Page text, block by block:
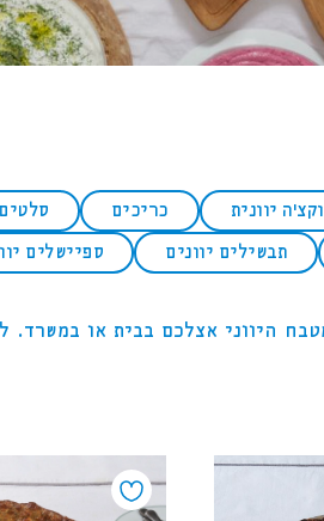
יוונית כריכים סלטים
תבשילים יוונים ספיישלים
היווני אצלכם בבית או במשרד.